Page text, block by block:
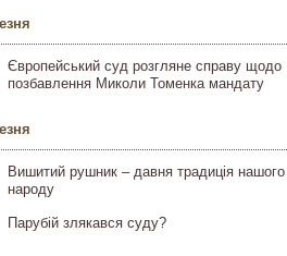
Європейський суд розгляне справу щодо
позбавлення Миколи Томенка мандату
Вишитий рушник – давня традиція нашого
народу
Парубій злякався суду?